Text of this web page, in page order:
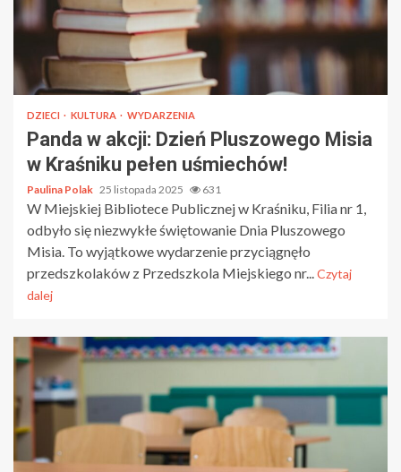
DZIECI KULTURA WYDARZENIA
Panda w akcji: Dzień Pluszowego Misia
w Kraśniku pełen uśmiechów!
Paulina Polak 25 listopada 2025 631
W Miejskiej Bibliotece Publicznej w Kraśniku, Filia nr 1,
odbyło się niezwykłe świętowanie Dnia Pluszowego
Misia. To wyjątkowe wydarzenie przyciągnęło
przedszkolaków z Przedszkola Miejskiego nr...Czytaj
dalej